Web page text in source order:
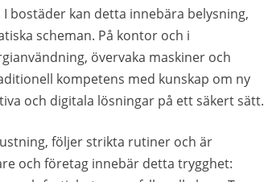
bostäder kan detta innebära belysning,
scheman. På kontor och i
övervaka maskiner och
kompetens med kunskap om ny
och digitala lösningar på ett säkert sätt.
följer strikta rutiner och är
och företag innebär detta trygghet: